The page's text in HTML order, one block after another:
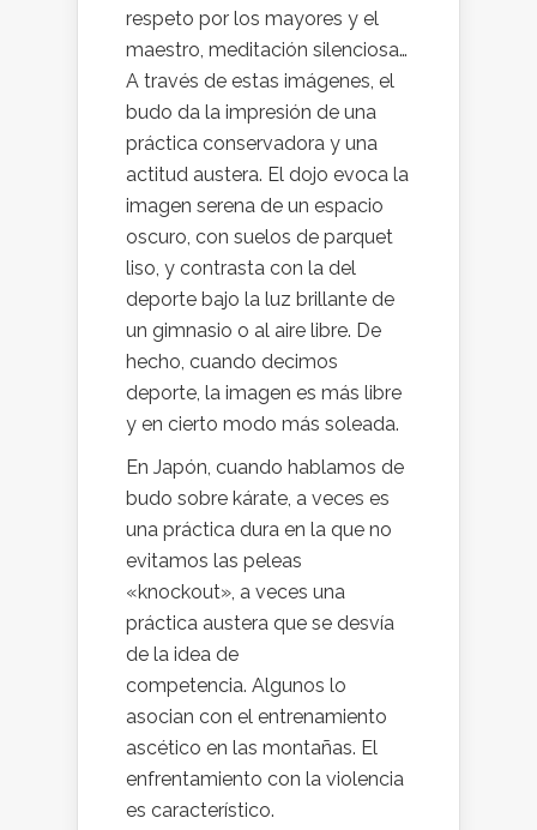
respeto por los mayores y el
maestro, meditación silenciosa…
A través de estas imágenes, el
budo da la impresión de una
práctica conservadora y una
actitud austera. El dojo evoca la
imagen serena de un espacio
oscuro, con suelos de parquet
liso, y contrasta con la del
deporte bajo la luz brillante de
un gimnasio o al aire libre. De
hecho, cuando decimos
deporte, la imagen es más libre
y en cierto modo más soleada.
En Japón, cuando hablamos de
budo sobre kárate, a veces es
una práctica dura en la que no
evitamos las peleas
«knockout», a veces una
práctica austera que se desvía
de la idea de
competencia. Algunos lo
asocian con el entrenamiento
ascético en las montañas. El
enfrentamiento con la violencia
es característico.